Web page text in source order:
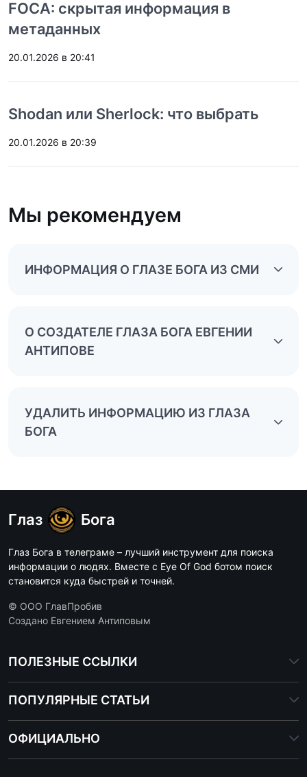
FOCA: скрытая информация в
метаданных
20.01.2026 в 20:41
Shodan или Sherlock: что выбрать
20.01.2026 в 20:39
Мы рекомендуем
ИНФОРМАЦИЯ О ГЛАЗЕ БОГА ИЗ СМИ
О СОЗДАТЕЛЕ ГЛАЗА БОГА ЕВГЕНИИ
АНТИПОВЕ
УДАЛИТЬ ИНФОРМАЦИЮ ИЗ ГЛАЗА
БОГА
Глаз Бога
Глаз Бога в телеграме – лучший инструмент для поиска
информации о людях. Вместе с Eye Of God ботом поиск
становится куда быстрей и точней.
© ООО ГлавПробив
Создано Евгением Антиповым
ПОЛЕЗНЫЕ ССЫЛКИ
ПОПУЛЯРНЫЕ СТАТЬИ
ОФИЦИАЛЬНО